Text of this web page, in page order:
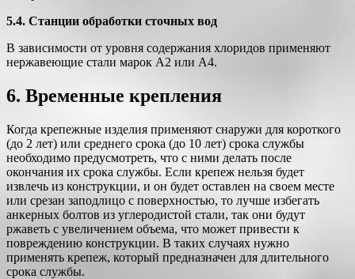
5.4. Станции обработки сточных вод
В зависимости от уровня содержания хлоридов применяют
нержавеющие стали марок А2 или А4.
6. Временные крепления
Когда крепежные изделия применяют снаружи для короткого
(до 2 лет) или среднего срока (до 10 лет) срока службы
необходимо предусмотреть, что с ними делать после
окончания их срока службы. Если крепеж нельзя будет
извлечь из конструкции, и он будет оставлен на своем месте
или срезан заподлицо с поверхностью, то лучше избегать
анкерных болтов из углеродистой стали, так они будут
ржаветь с увеличением объема, что может привести к
повреждению конструкции. В таких случаях нужно
применять крепеж, который предназначен для длительного
срока службы.